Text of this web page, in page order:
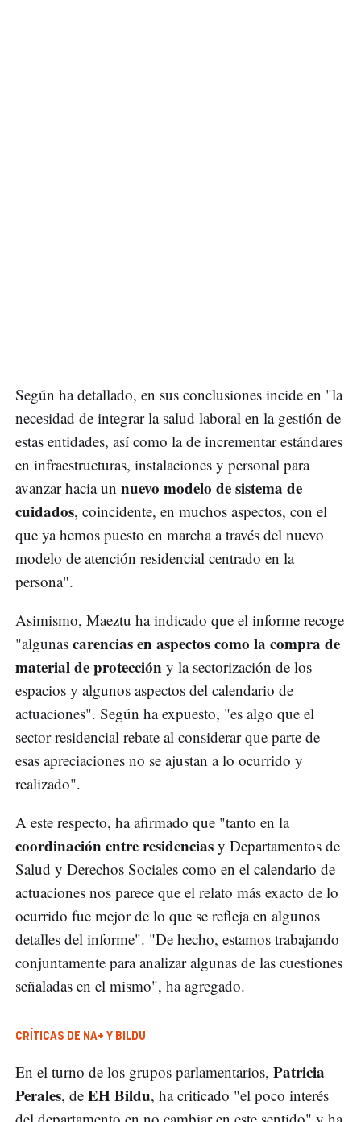
Según ha detallado, en sus conclusiones incide en "la
necesidad de integrar la salud laboral en la gestión de
estas entidades, así como la de incrementar estándares
en infraestructuras, instalaciones y personal para
avanzar hacia un nuevo modelo de sistema de
cuidados, coincidente, en muchos aspectos, con el
que ya hemos puesto en marcha a través del nuevo
modelo de atención residencial centrado en la
persona".
Asimismo, Maeztu ha indicado que el informe recoge
"algunas carencias en aspectos como la compra de
material de protección y la sectorización de los
espacios y algunos aspectos del calendario de
actuaciones". Según ha expuesto, "es algo que el
sector residencial rebate al considerar que parte de
esas apreciaciones no se ajustan a lo ocurrido y
realizado".
A este respecto, ha afirmado que "tanto en la
coordinación entre residencias y Departamentos de
Salud y Derechos Sociales como en el calendario de
actuaciones nos parece que el relato más exacto de lo
ocurrido fue mejor de lo que se refleja en algunos
detalles del informe". "De hecho, estamos trabajando
conjuntamente para analizar algunas de las cuestiones
señaladas en el mismo", ha agregado.
CRÍTICAS DE NA+ Y BILDU
En el turno de los grupos parlamentarios, Patricia
Perales, de EH Bildu, ha criticado "el poco interés